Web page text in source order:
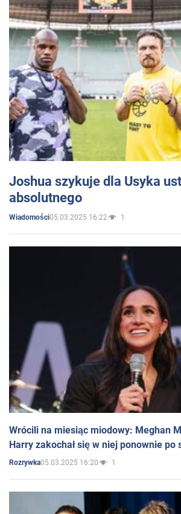
Joshua szykuje dla Usyka
absolutnego
Wiadomości05.03.2025 16:22 1
Wrócili na miesiąc miodowy: Meghan
Harry zakochał się w niej ponownie
Rozrywka05.03.2025 16:20 1